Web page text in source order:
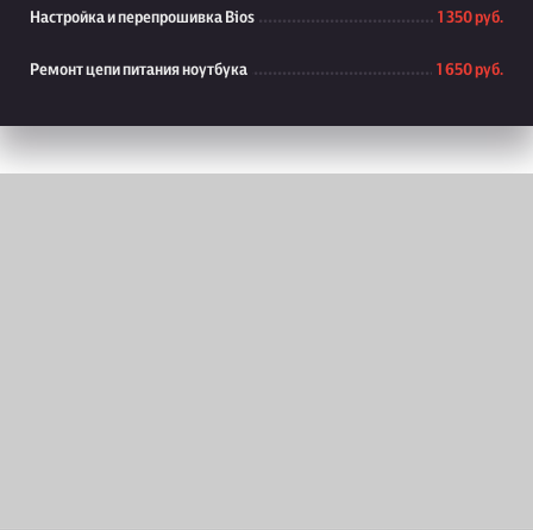
Настройка и перепрошивка Bios 1 350 руб.
Ремонт цепи питания ноутбука 1 650 руб.